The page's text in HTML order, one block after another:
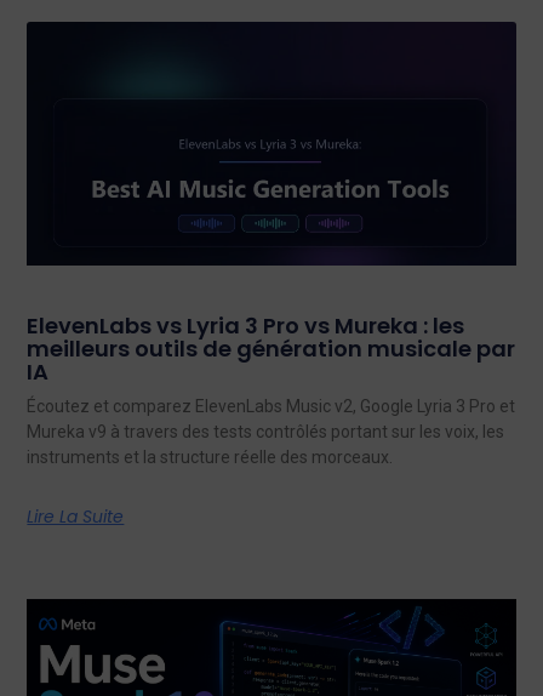
ElevenLabs vs Lyria 3 Pro vs Mureka : les
meilleurs outils de génération musicale par
IA
Écoutez et comparez ElevenLabs Music v2, Google Lyria 3 Pro et
Mureka v9 à travers des tests contrôlés portant sur les voix, les
instruments et la structure réelle des morceaux.
Lire La Suite